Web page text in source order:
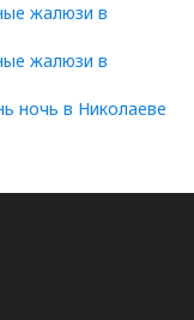
жалюзи в
жалюзи в
ночь в Николаеве